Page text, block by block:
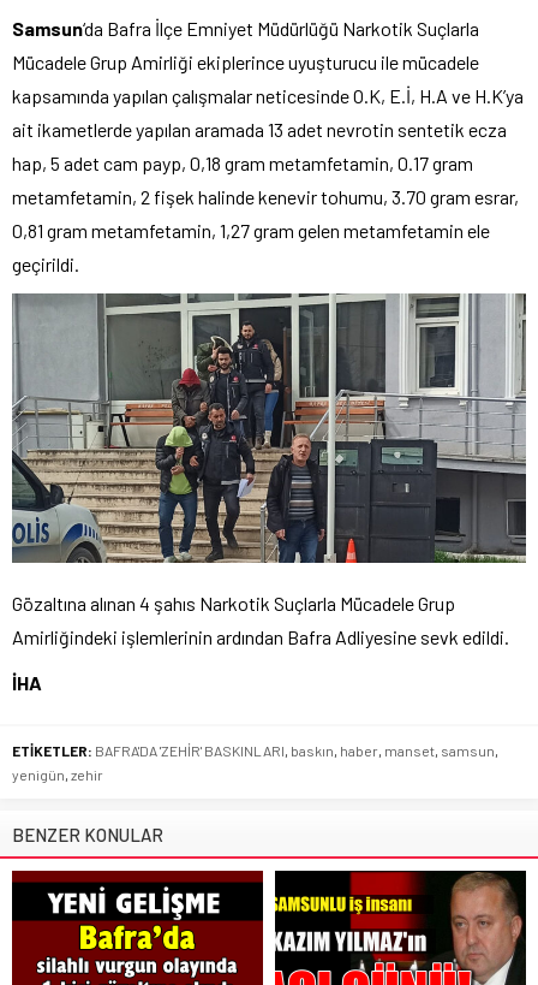
Samsun‘da Bafra İlçe Emniyet Müdürlüğü Narkotik Suçlarla
Mücadele Grup Amirliği ekiplerince uyuşturucu ile mücadele
kapsamında yapılan çalışmalar neticesinde O.K, E.İ, H.A ve H.K’ya
ait ikametlerde yapılan aramada 13 adet nevrotin sentetik ecza
hap, 5 adet cam payp, 0,18 gram metamfetamin, 0.17 gram
metamfetamin, 2 fişek halinde kenevir tohumu, 3.70 gram esrar,
0,81 gram metamfetamin, 1,27 gram gelen metamfetamin ele
geçirildi.
Gözaltına alınan 4 şahıs Narkotik Suçlarla Mücadele Grup
Amirliğindeki işlemlerinin ardından Bafra Adliyesine sevk edildi.
İHA
ETİKETLER: BAFRA'DA 'ZEHİR' BASKINLARI baskın haber manset samsun
yenigün zehir
BENZER KONULAR